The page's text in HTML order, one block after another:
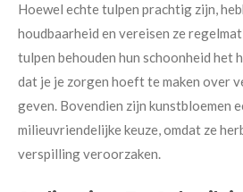
Hoewel echte tulpen prachtig zijn,
houdbaarheid en vereisen ze
tulpen behouden hun schoonheid het
dat je je zorgen hoeft te maken over
geven. Bovendien zijn kunstbloemen
milieuvriendelijke keuze, omdat ze
verspilling veroorzaken.